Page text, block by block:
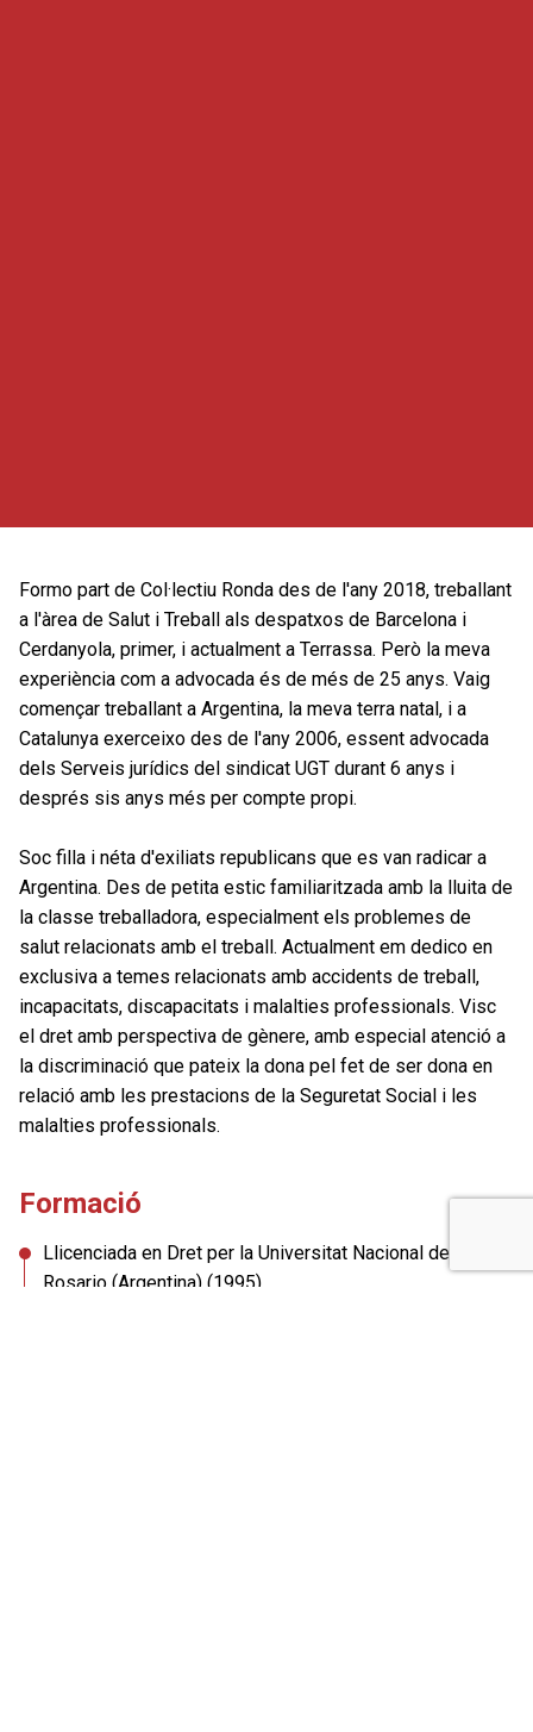
Formo part de Col·lectiu Ronda des de l'any 2018, treballant
a l'àrea de Salut i Treball als despatxos de Barcelona i
Cerdanyola, primer, i actualment a Terrassa. Però la meva
experiència com a advocada és de més de 25 anys. Vaig
començar treballant a Argentina, la meva terra natal, i a
Catalunya exerceixo des de l'any 2006, essent advocada
dels Serveis jurídics del sindicat UGT durant 6 anys i
després sis anys més per compte propi.
Soc filla i néta d'exiliats republicans que es van radicar a
Argentina. Des de petita estic familiaritzada amb la lluita de
la classe treballadora, especialment els problemes de
salut relacionats amb el treball. Actualment em dedico en
exclusiva a temes relacionats amb accidents de treball,
incapacitats, discapacitats i malalties professionals. Visc
el dret amb perspectiva de gènere, amb especial atenció a
la discriminació que pateix la dona pel fet de ser dona en
relació amb les prestacions de la Seguretat Social i les
malalties professionals.
Formació
Llicenciada en Dret per la Universitat Nacional de
Rosario (Argentina) (1995).